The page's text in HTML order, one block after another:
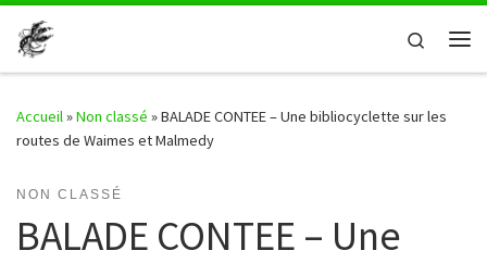
Passer au contenu
Search
Accueil»Non classé »BALADE CONTEE – Une bibliocyclette sur les
routes de Waimes et Malmedy
NON CLASSÉ
BALADE CONTEE – Une